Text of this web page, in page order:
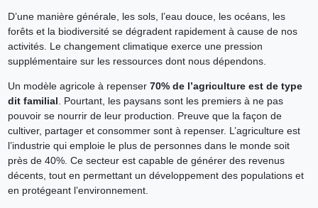
D’une manière générale, les sols, l’eau douce, les océans, les
forêts et la biodiversité se dégradent rapidement à cause de nos
activités. Le changement climatique exerce une pression
supplémentaire sur les ressources dont nous dépendons.
Un modèle agricole à repenser 70% de l’agriculture est de type
dit familial . Pourtant, les paysans sont les premiers à ne pas
pouvoir se nourrir de leur production. Preuve que la façon de
cultiver, partager et consommer sont à repenser. L’agriculture est
l’industrie qui emploie le plus de personnes dans le monde soit
près de 40%. Ce secteur est capable de générer des revenus
décents, tout en permettant un développement des populations et
en protégeant l’environnement.